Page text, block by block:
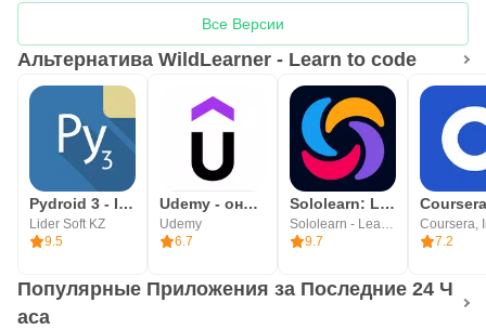
Все Версии
Альтернатива WildLearner - Learn to code
Pydroid 3 - IDE for Python 3
Lider Soft KZ
9.5
Udemy - онлайн-курсы
Udemy
6.7
Sololearn: Learn to code
9.7
Coursera,
7.2
Популярные Приложения за Последние 24 Ч
аса